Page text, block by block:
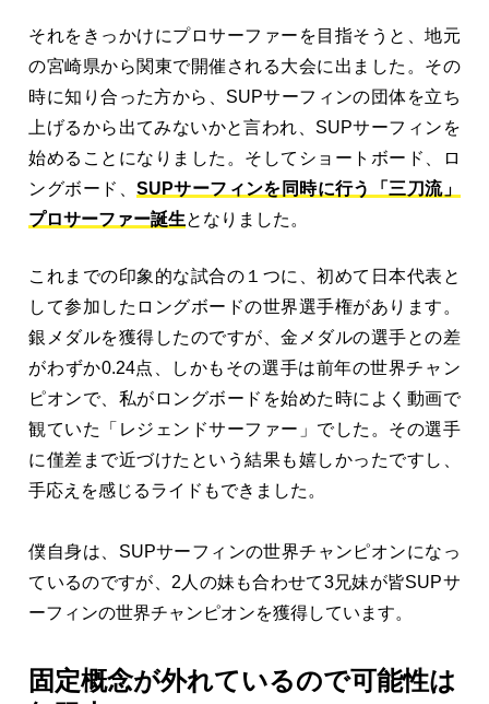
それをきっかけにプロサーファーを目指そうと、地元
の宮崎県から関東で開催される大会に出ました。その
時に知り合った方から、SUPサーフィンの団体を立ち
上げるから出てみないかと言われ、SUPサーフィンを
始めることになりました。そしてショートボード、ロ
ングボード、 SUPサーフィンを同時に行う
「三刀流」
プロサーファー誕生となりました。
これまでの印象的な試合の１つに、初めて日本代表と
して参加したロングボードの世界選手権があります。
銀メダルを獲得したのですが、金メダルの選手との差
がわずか0.24点、しかもその選手は前年の世界チャン
ピオンで、私がロングボードを始めた時によく動画で
観ていた「レジェンドサーファー」でした。その選手
に僅差まで近づけたという結果も嬉しかったですし、
手応えを感じるライドもできました。
僕自身は、SUPサーフィンの世界チャンピオンになっ
ているのですが、2人の妹も合わせて3兄妹が皆SUPサ
ーフィンの世界チャンピオンを獲得しています。
固定概念が外れているので可能性は